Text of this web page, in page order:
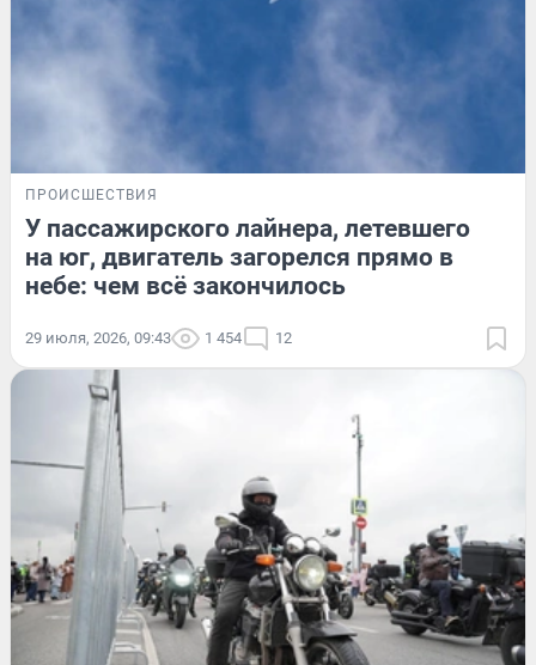
ПРОИСШЕСТВИЯ
У пассажирского лайнера, летевшего
на юг, двигатель загорелся прямо в
небе: чем всё закончилось
29 июля, 2026, 09:43 1 454 12